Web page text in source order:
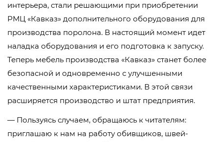
интерьера, стали решающими при приобретении
РМЦ «Кавказ» дополнительного оборудования для
производства поролона. В настоящий момент идет
наладка оборудования и его подготовка к запуску.
Теперь мебель производства «Кавказ» станет более
безопасной и одновременно с улучшенными
качественными характеристиками. В этой связи
расширяется производство и штат предприятия.
— Пользуясь случаем, обращаюсь к читателям:
приглашаю к нам на работу обивщиков, швей-